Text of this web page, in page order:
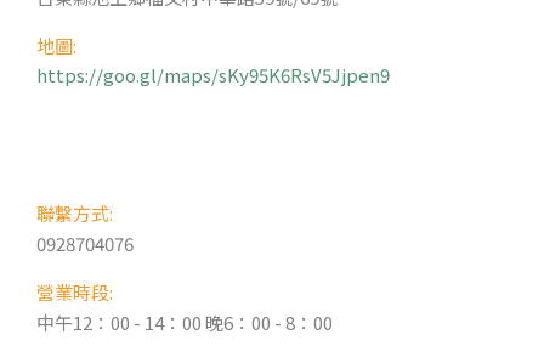
地圖:
https://goo.gl/maps/sKy95K6RsV5Jjpen9
聯繫方式:
0928704076
營業時段:
中午12：00 - 14：00 晚6：00 - 8：00